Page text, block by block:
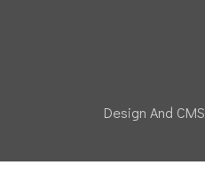
Design And CMS